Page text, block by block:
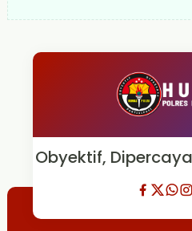
Obyektif, Dipercaya